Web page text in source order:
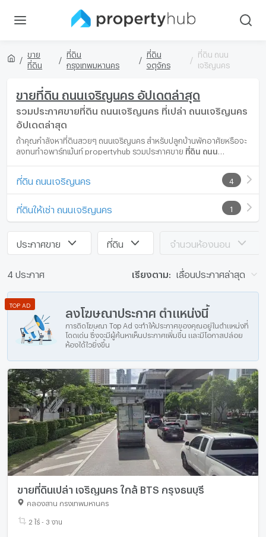
ขาย
ที่ดิน
ที่ดิน
กรุงเทพมหานคร
ที่ดิน
จตุจักร
ที่ดิน ถนน
เจริญนคร
ขายที่ดิน ถนนเจริญนคร อัปเดตล่าสุด
รวมประกาศขายที่ดิน ถนนเจริญนคร ที่เปล่า ถนนเจริญนคร
อัปเดตล่าสุด
ถ้าคุณกำลังหาที่ดินสวยๆ ถนนเจริญนคร สำหรับปลูกบ้านพักอาศัยหรือจะ
ลงทุนทำอพาร์ทเม้นท์ propertyhub รวมประกาศขาย ที่ดิน ถนน
เหมาะสมที่สุด
ที่ดิน ถนนเจริญนคร 4
ที่ดินให้เช่า ถนนเจริญนคร 1
ประกาศขาย ที่ดิน จำนวนห้องนอน
4 ประกาศ เรียงตาม: เลื่อนประกาศล่าสุด
ลงโฆษณาประกาศ ตำแหน่งนี้
การติดโฆษณา Top Ad จะทำให้ประกาศของคุณอยู่ในตำแหน่งที่
โดดเด่น ซึ่งจะมีผู้ค้นหาเห็นประกาศเพิ่มขึ้น และมีโอกาสปล่อย
ห้องได้ไวยิ่งขึ้น
TOP AD
ขายที่ดินเปล่า เจริญนคร ใกล้ BTS กรุงธนบุรี
คลองสาน กรุงเทพมหานคร
2 ไร่ - 3 งาน